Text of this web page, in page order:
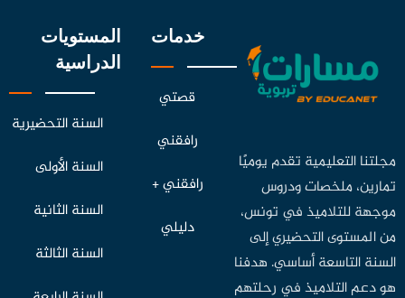
مجلتنا التعليمية تقدم يوميًا
تمارين، ملخصات ودروس
موجهة للتلاميذ في تونس،
من المستوى التحضيري إلى
السنة التاسعة أساسي. هدفنا
هو دعم التلاميذ في رحلتهم
خدمات
قصتي
رافقني
رافقني +
دليلي
المستويات
الدراسية
السنة التحضيرية
السنة الأولى
السنة الثانية
السنة الثالثة